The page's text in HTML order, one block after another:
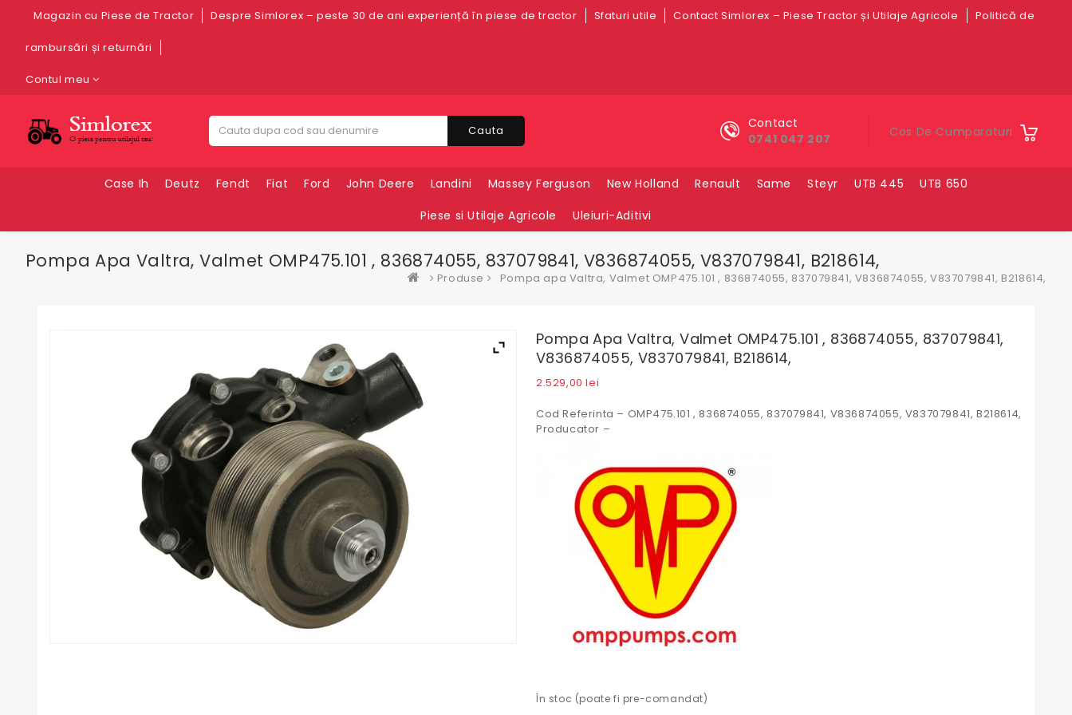
Magazin cu Piese de Tractor Despre Simlorex – peste 30 de ani experiență în piese de tractor Sfaturi utile Contact Simlorex – Piese Tractor și Utilaje Agricole Politică de
rambursări și returnări
Contul meu
Cos De Cumparaturi
Contact
0741 047 207
Cauta
Case Ih Deutz Fendt Fiat Ford John Deere Landini Massey Ferguson New Holland Renault Same Steyr UTB 445
UTB 650
Piese si Utilaje Agricole
Uleiuri-Aditivi
Pompa Apa Valtra, Valmet OMP475.101 , 836874055, 837079841, V836874055, V837079841, B218614,
Produse Pompa apa Valtra, Valmet OMP475.101 , 836874055, 837079841, V836874055, V837079841, B218614,
Pompa Apa Valtra, Valmet OMP475.101 , 836874055, 837079841,
V836874055, V837079841, B218614,
2.529,00lei
Cod Referinta – OMP475.101 , 836874055, 837079841, V836874055, V837079841, B218614,
Producator –
În stoc (poate fi pre-comandat)